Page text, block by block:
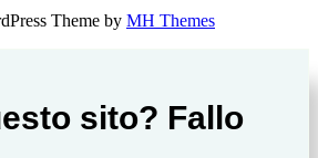
Theme by MH Themes
sito? Fallo